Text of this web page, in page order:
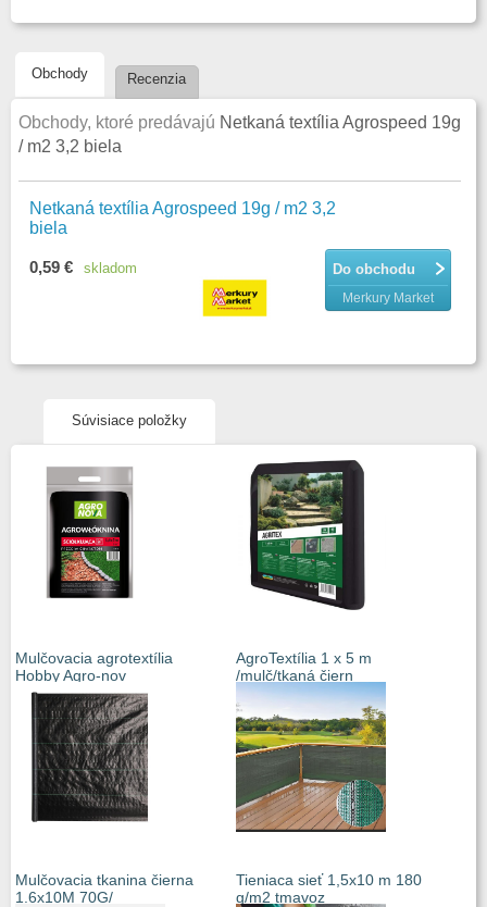
tak, aby ste si skutočne objednali iba taký rozmer a zadali takú
nejasností sa neváhajte obrátiť na našu infolinku.
Obchody Recenzia
Obchody, ktoré predávajú Netkaná textília Agrospeed 19g
/ m2 3,2 biela
Netkaná textília Agrospeed 19g / m2 3,2
biela
Do obchodu
Merkury Market
0,59 € skladom
Súvisiace položky
Mulčovacia agrotextília
Hobby Agro-nov
AgroTextília 1 x 5 m
/mulč/tkaná čiern
Mulčovacia tkanina čierna
1.6x10M 70G/
Tieniaca sieť 1,5x10 m 180
g/m2 tmavoz